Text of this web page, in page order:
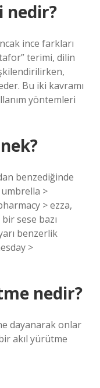
nedir?
ince farkları
terimi, dilin
Bu iki kavramı
yöntemleri
benzediğinde
>
> ezza,
sese bazı
benzerlik
>
nedir?
dayanarak onlar
akıl yürütme